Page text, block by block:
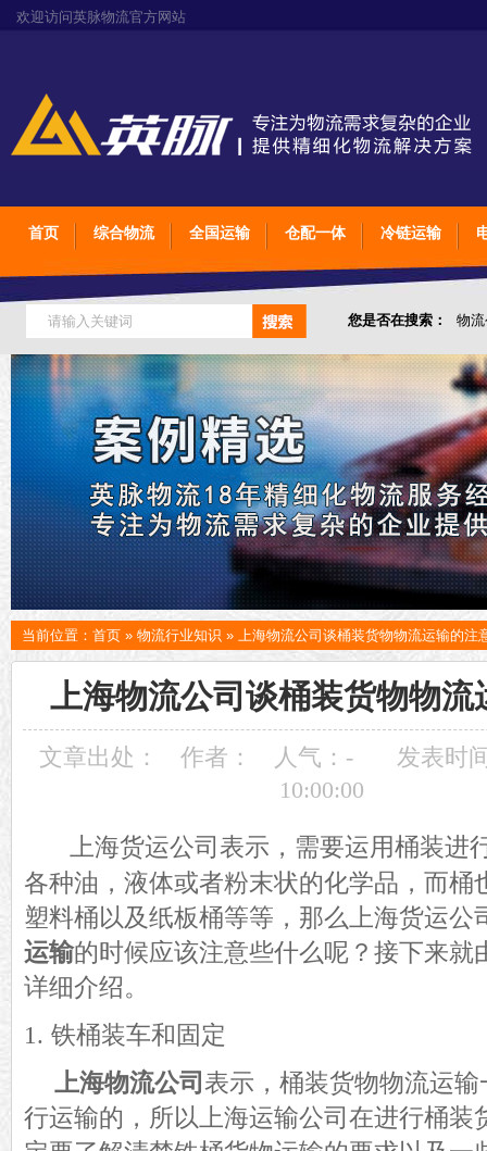
欢迎访问英脉物流官方网站
首页 综合物流 全国运输 仓配一体 冷链运输
您是否在搜索： 物
仓储综合专业定制物
当前位置： 首页 » 物流行业知识 » 上海物流公司谈桶装货物物流运输的注
上海物流公司谈桶装货物物流
文章出处： 作者： 人气： -
发表时
10:00:00
上海货运公司表示，需要运用桶装进
各种油，液体或者粉末状的化学品，而桶
塑料桶以及纸板桶等等，那么上海货运公
运输的时候应该注意些什么呢？接下来就
详细介绍。
1. 铁桶装车和固定
上海物流公司表示，桶装货物物流运
行运输的，所以上海运输公司在进行桶装